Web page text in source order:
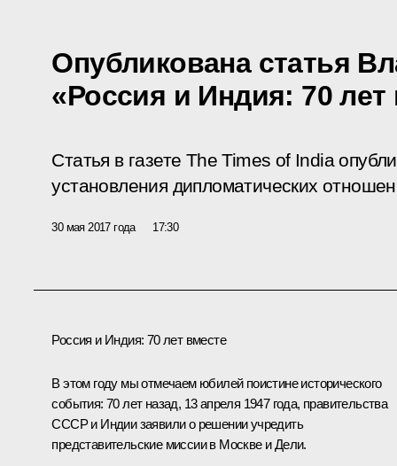
Опубликована статья
«Россия и Индия: 70 лет
Статья в газете The Times of India
установления дипломатических
30 мая 2017 года 17:30
Россия и Индия: 70 лет вместе
В этом году мы отмечаем юбилей поистине исторического
события: 70 лет назад, 13 апреля 1947 года, правительства
СССР и Индии заявили о решении учредить
представительские миссии в Москве и Дели.